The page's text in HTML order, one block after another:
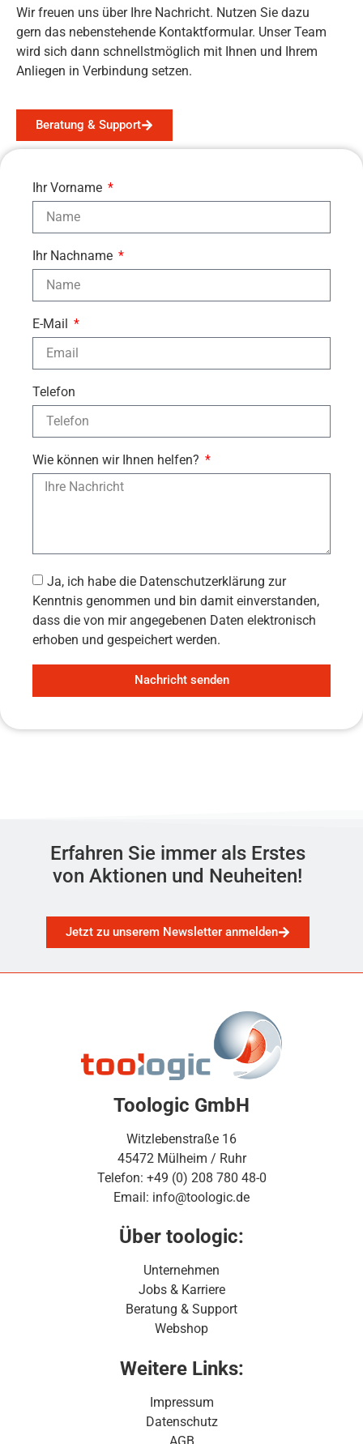
Wir freuen uns über Ihre Nachricht. Nutzen Sie dazu
gern das nebenstehende Kontaktformular. Unser Team
wird sich dann schnellstmöglich mit Ihnen und Ihrem
Anliegen in Verbindung setzen.
Beratung & Support
Ihr Vorname
Ihr Nachname
E-Mail
Telefon
Wie können wir Ihnen helfen?
Ja, ich habe die Datenschutzerklärung zur
Kenntnis genommen und bin damit einverstanden,
dass die von mir angegebenen Daten elektronisch
erhoben und gespeichert werden.
Nachricht senden
Erfahren Sie immer als Erstes
von Aktionen und Neuheiten!
Jetzt zu unserem Newsletter anmelden
Toologic GmbH
Witzlebenstraße 16
45472 Mülheim / Ruhr
Telefon: +49 (0) 208 780 48-0
Email: info@toologic.de
Über toologic:
Unternehmen
Jobs & Karriere
Beratung & Support
Webshop
Weitere Links:
Impressum
Datenschutz